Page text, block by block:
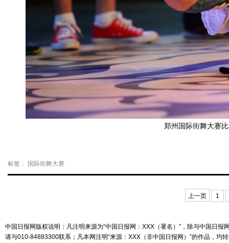
郑州国际街舞大赛
标签： 国际街舞大赛
上一页 1
中国日报网版权说明：凡注明来源为“中国日报网：XXX（署名）”，除与中国日
请与010-84883300联系；凡本网注明“来源：XXX（非中国日报网）”的作品，